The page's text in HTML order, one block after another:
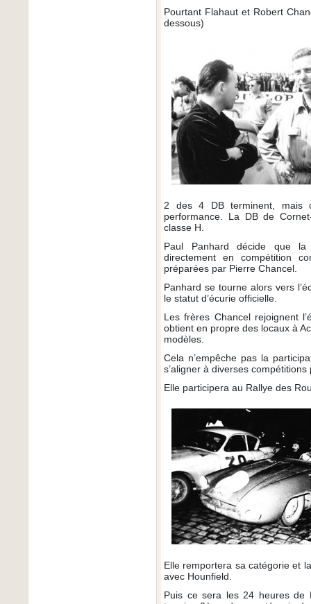
Pourtant Flahaut et Robert
dessous)
2 des 4 DB terminent, mais
performance. La DB de
classe H.
Paul Panhard décide que
directement en compétition
préparées par Pierre Chancel.
Panhard se tourne alors vers
le statut d’écurie officielle.
Les frères Chancel rejoignent
obtient en propre des locaux à
modèles.
Cela n’empêche pas la
s’aligner à diverses
Elle participera au Rallye des
Elle remportera sa catégorie et
avec Hounfield.
Puis ce sera les 24 heures de